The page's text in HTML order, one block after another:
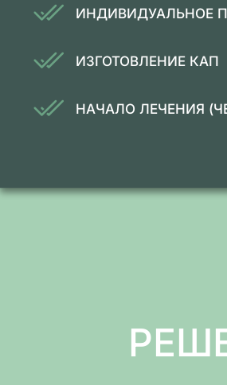
ИНДИВИДУАЛЬНОЕ
ИЗГОТОВЛЕНИЕ КАП
НАЧАЛО ЛЕЧЕНИЯ